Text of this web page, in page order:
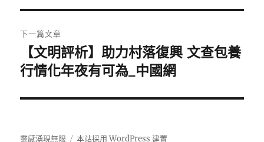
章:
下一篇文章
一
文
【文明評析】助力村落復興 文查包養
行情化年夜有可為_中國網
靈感湧現無限 本站採用 WordPress 建置